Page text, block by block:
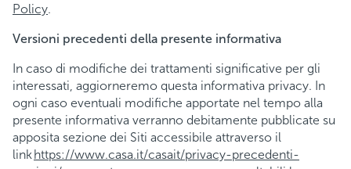
Policy.
Versioni precedenti della presente informativa
In caso di modifiche dei trattamenti significative per gli
interessati, aggiorneremo questa informativa privacy. In
ogni caso eventuali modifiche apportate nel tempo alla
presente informativa verranno debitamente pubblicate su
apposita sezione dei Siti accessibile attraverso il
linkhttps://www.casa.it/casait/privacy-precedenti-